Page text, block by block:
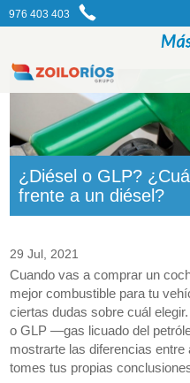
976 403 403
¿Diésel o GLP?
frente a un diésel?
29 Jul, 2021
Cuando vas a comprar un
mejor combustible para tu
ciertas dudas sobre cuál
o GLP —gas licuado del
mostrarte las diferencias
tomes tus propias